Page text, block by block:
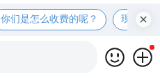
你们是怎么收费的呢？ 现在有